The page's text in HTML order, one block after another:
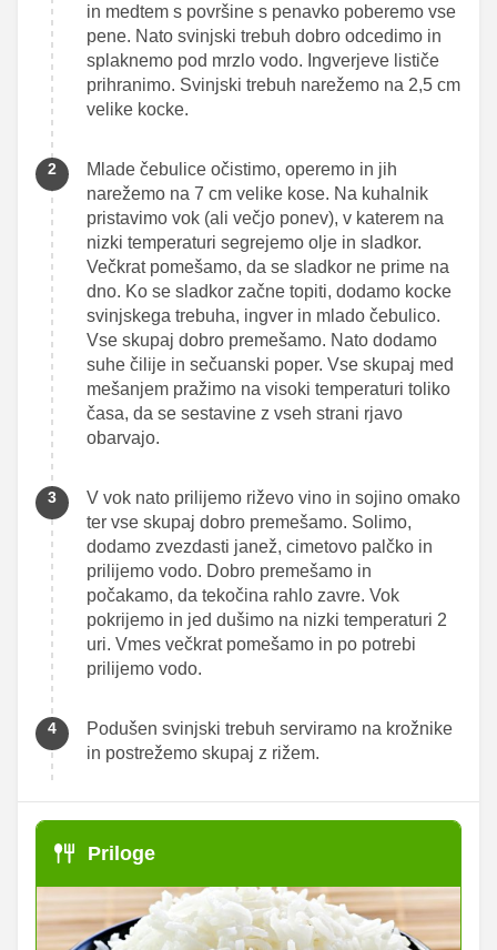
in medtem s površine s penavko poberemo vse
pene. Nato svinjski trebuh dobro odcedimo in
splaknemo pod mrzlo vodo. Ingverjeve lističe
prihranimo. Svinjski trebuh narežemo na 2,5 cm
velike kocke.
Mlade čebulice očistimo, operemo in jih
narežemo na 7 cm velike kose. Na kuhalnik
pristavimo vok (ali večjo ponev), v katerem na
nizki temperaturi segrejemo olje in sladkor.
Večkrat pomešamo, da se sladkor ne prime na
dno. Ko se sladkor začne topiti, dodamo kocke
svinjskega trebuha, ingver in mlado čebulico.
Vse skupaj dobro premešamo. Nato dodamo
suhe čilije in sečuanski poper. Vse skupaj med
mešanjem pražimo na visoki temperaturi toliko
časa, da se sestavine z vseh strani rjavo
obarvajo.
V vok nato prilijemo riževo vino in sojino omako
ter vse skupaj dobro premešamo. Solimo,
dodamo zvezdasti janež, cimetovo palčko in
prilijemo vodo. Dobro premešamo in
počakamo, da tekočina rahlo zavre. Vok
pokrijemo in jed dušimo na nizki temperaturi 2
uri. Vmes večkrat pomešamo in po potrebi
prilijemo vodo.
Podušen svinjski trebuh serviramo na krožnike
in postrežemo skupaj z rižem.
Priloge